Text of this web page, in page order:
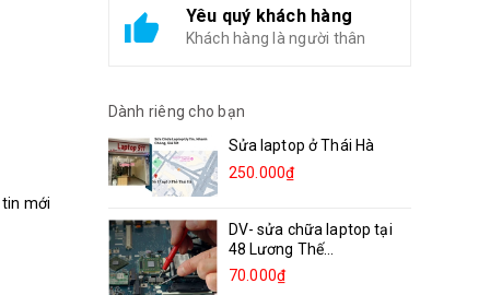
mới
Yêu quý khách hàng
Khách hàng là người thân
Dành riêng cho bạn
Sửa laptop ở Thái Hà
250.000₫
DV- sửa chữa laptop tại
48 Lương Thế...
70.000₫